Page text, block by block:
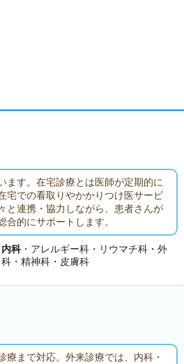
ます。在宅診療とは医師が定期的に
宅での看取りやかかりつけ医サービ
と連携・協力しながら、患者さんが
的にサポートします。
内科・アレルギー科・リウマチ科・外
科・精神科・皮膚科
まで対応。外来診療では、内科・